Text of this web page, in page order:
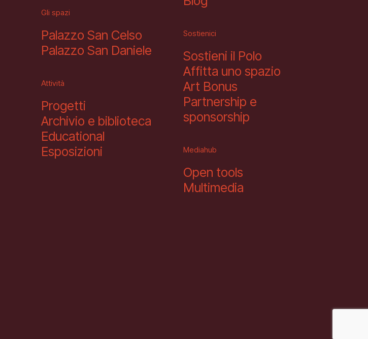
Gli spazi
Palazzo San Celso
Palazzo San Daniele
Attività
Progetti
Archivio e biblioteca
Educational
Esposizioni
Sostienici
Sostieni il Polo
Affitta uno spazio
Art Bonus
Partnership e
sponsorship
Mediahub
Open tools
Multimedia